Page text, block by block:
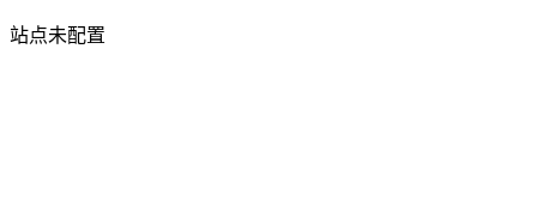
站点未配置